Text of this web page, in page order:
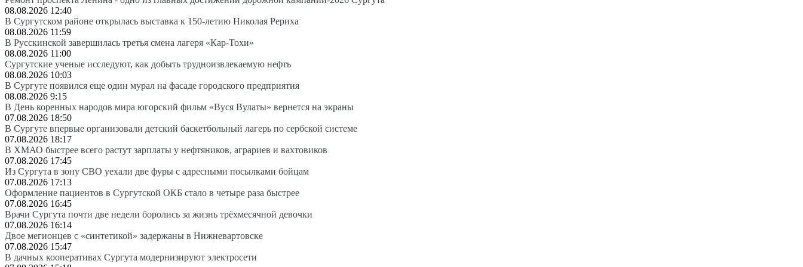
08.08.2026 12:40
В Сургутском районе открылась выставка к 150-летию Николая Рериха
08.08.2026 11:59
В Русскинской завершилась третья смена лагеря «Кар-Тохи»
08.08.2026 11:00
Сургутские ученые исследуют, как добыть трудноизвлекаемую нефть
08.08.2026 10:03
В Сургуте появился еще один мурал на фасаде городского предприятия
08.08.2026 9:15
В День коренных народов мира югорский фильм «Вуся Вулаты» вернется на экраны
07.08.2026 18:50
В Сургуте впервые организовали детский баскетбольный лагерь по сербской системе
07.08.2026 18:17
В ХМАО быстрее всего растут зарплаты у нефтяников, аграриев и вахтовиков
07.08.2026 17:45
Из Сургута в зону СВО уехали две фуры с адресными посылками бойцам
07.08.2026 17:13
Оформление пациентов в Сургутской ОКБ стало в четыре раза быстрее
07.08.2026 16:45
Врачи Сургута почти две недели боролись за жизнь трёхмесячной девочки
07.08.2026 16:14
Двое мегионцев с «синтетикой» задержаны в Нижневартовске
07.08.2026 15:47
В дачных кооперативах Сургута модернизируют электросети